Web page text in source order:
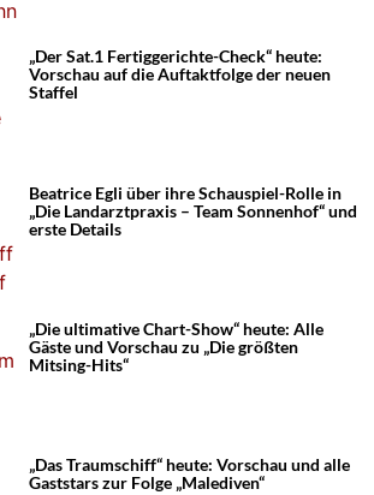
„Der Sat.1 Fertiggerichte-Check“ heute:
Vorschau auf die Auftaktfolge der neuen
Staffel
Beatrice Egli über ihre Schauspiel-Rolle in
„Die Landarztpraxis – Team Sonnenhof“ und
erste Details
„Die ultimative Chart-Show“ heute: Alle
Gäste und Vorschau zu „Die größten
Mitsing-Hits“
„Das Traumschiff“ heute: Vorschau und alle
Gaststars zur Folge „Malediven“